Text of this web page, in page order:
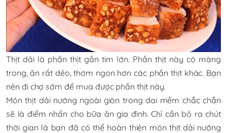
Thịt dải là phần thịt gần tim lớn. Phần thịt này có màng
trong, ăn rất dẻo, thơm ngon hơn các phần thịt khác. Bạn
nên đi chợ sớm để mua được phần thịt này.
Món thịt dải nướng ngoài giòn trong dai mềm chắc chắn
sẽ là điểm nhấn cho bữa ăn gia đình. Chỉ cần bỏ ra chút
thời gian là bạn đã có thể hoàn thiện món thịt dải nướng